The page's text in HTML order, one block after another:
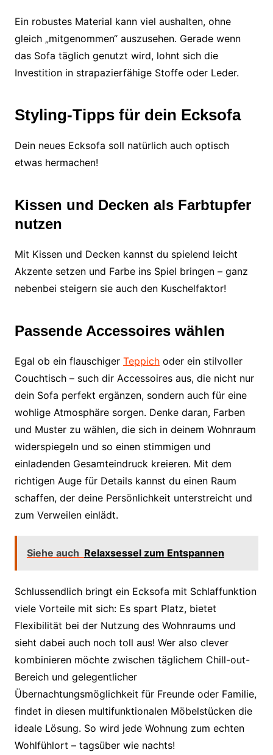
Ein robustes Material kann viel aushalten, ohne
gleich „mitgenommen“ auszusehen. Gerade wenn
das Sofa täglich genutzt wird, lohnt sich die
Investition in strapazierfähige Stoffe oder Leder.
Styling-Tipps für dein Ecksofa
Dein neues Ecksofa soll natürlich auch optisch
etwas hermachen!
Kissen und Decken als Farbtupfer
nutzen
Mit Kissen und Decken kannst du spielend leicht
Akzente setzen und Farbe ins Spiel bringen – ganz
nebenbei steigern sie auch den Kuschelfaktor!
Passende Accessoires wählen
Egal ob ein flauschiger Teppichoder ein stilvoller
Couchtisch – such dir Accessoires aus, die nicht nur
dein Sofa perfekt ergänzen, sondern auch für eine
wohlige Atmosphäre sorgen. Denke daran, Farben
und Muster zu wählen, die sich in deinem Wohnraum
widerspiegeln und so einen stimmigen und
einladenden Gesamteindruck kreieren. Mit dem
richtigen Auge für Details kannst du einen Raum
schaffen, der deine Persönlichkeit unterstreicht und
zum Verweilen einlädt.
Siehe auch Relaxsessel zum Entspannen
Schlussendlich bringt ein Ecksofa mit Schlaffunktion
viele Vorteile mit sich: Es spart Platz, bietet
Flexibilität bei der Nutzung des Wohnraums und
sieht dabei auch noch toll aus! Wer also clever
kombinieren möchte zwischen täglichem Chill-out-
Bereich und gelegentlicher
Übernachtungsmöglichkeit für Freunde oder Familie,
findet in diesen multifunktionalen Möbelstücken die
ideale Lösung. So wird jede Wohnung zum echten
Wohlfühlort – tagsüber wie nachts!